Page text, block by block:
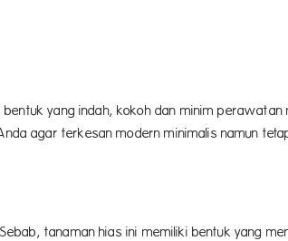
yang indah, kokoh dan minim
agar terkesan modern minimalis namun
tanaman hias ini memiliki bentuk yang